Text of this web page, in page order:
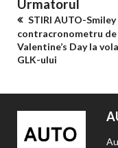
Urmatorul
STIRI AUTO-Smiley
contracronometru de
Valentine’s Day la
GLK-ului